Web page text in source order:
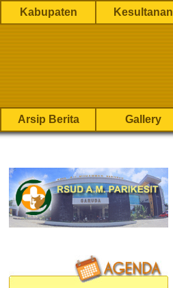
Kabupaten Kesultanan
Arsip Berita Gallery